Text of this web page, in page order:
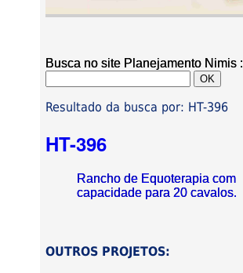
Busca no site Planejamento Nimis :
Resultado da busca por: HT-396
HT-396
Rancho de Equoterapia com
capacidade para 20 cavalos.
OUTROS PROJETOS: